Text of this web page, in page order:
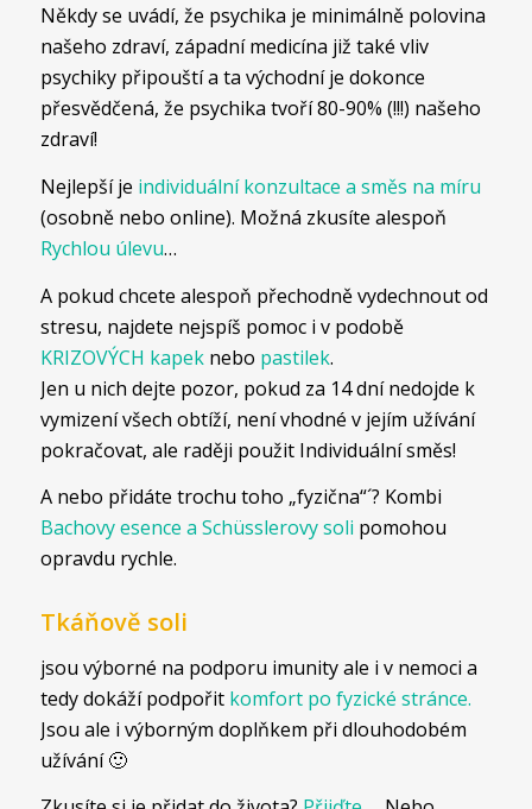
Někdy se uvádí, že psychika je minimálně polovina
našeho zdraví, západní medicína již také vliv
psychiky připouští a ta východní je dokonce
přesvědčená, že psychika tvoří 80-90% (!!!) našeho
zdraví!
Nejlepší je individuální konzultace a směs na míru
(osobně nebo online). Možná zkusíte alespoň
Rychlou úlevu…
A pokud chcete alespoň přechodně vydechnout od
stresu, najdete nejspíš pomoc i v podobě
KRIZOVÝCH kapeknebo pastilek.
Jen u nich dejte pozor, pokud za 14 dní nedojde k
vymizení všech obtíží, není vhodné v jejím užívání
pokračovat, ale raději použit Individuální směs!
A nebo přidáte trochu toho „fyzična“´? Kombi
Bachovy esence a Schüsslerovy soli pomohou
opravdu rychle.
Tkáňově soli
jsou výborné na podporu imunity ale i v nemoci a
tedy dokáží podpořit komfort po fyzické stránce.
Jsou ale i výborným doplňkem při dlouhodobém
užívání 🙂